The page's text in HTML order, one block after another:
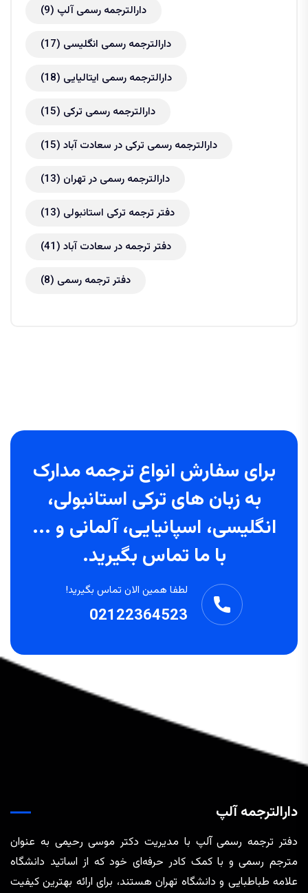
دارالترجمه رسمی آلپ (9)
دارالترجمه رسمی انگلیسی (17)
دارالترجمه رسمی ایتالیایی (18)
دارالترجمه رسمی ترکی (15)
دارالترجمه رسمی ترکی در سعادت آباد (15)
دارالترجمه رسمی در تهران (13)
دفتر ترجمه ترکی استانبولی (13)
دفتر ترجمه در سعادت آباد (41)
دفتر ترجمه رسمی (8)
برای سفارش انواع ترجمه مدارک
به زبان های ترکی استانبولی،
انگلیسی، اسپانیایی، آلمانی و ...
با ما تماس بگیرید.
لطفا همین الان تماس بگیرید!
02122364523
دارالترجمه آلپ
دفتر ترجمه رسمی آلپ با مدیریت دکتر موسی رحیمی به عنوان
مترجم رسمی و با کمک کادر حرفه‌ای خود که از اساتید دانشگاه
علامه طباطبایی و دانشگاه تهران هستند، برای ارائه بهترین کیفیت